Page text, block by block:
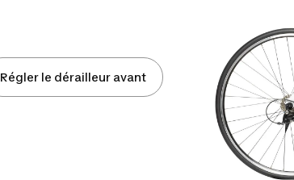
Régler le dérailleur avant